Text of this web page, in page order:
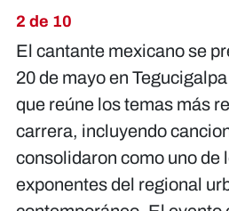
2 de 10
El cantante mexicano se
20 de mayo en
que reúne los temas más
carrera, incluyendo
consolidaron como uno de
exponentes del regional